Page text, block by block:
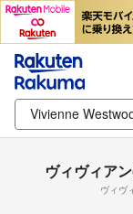
ヴィヴィア
ヴィヴ